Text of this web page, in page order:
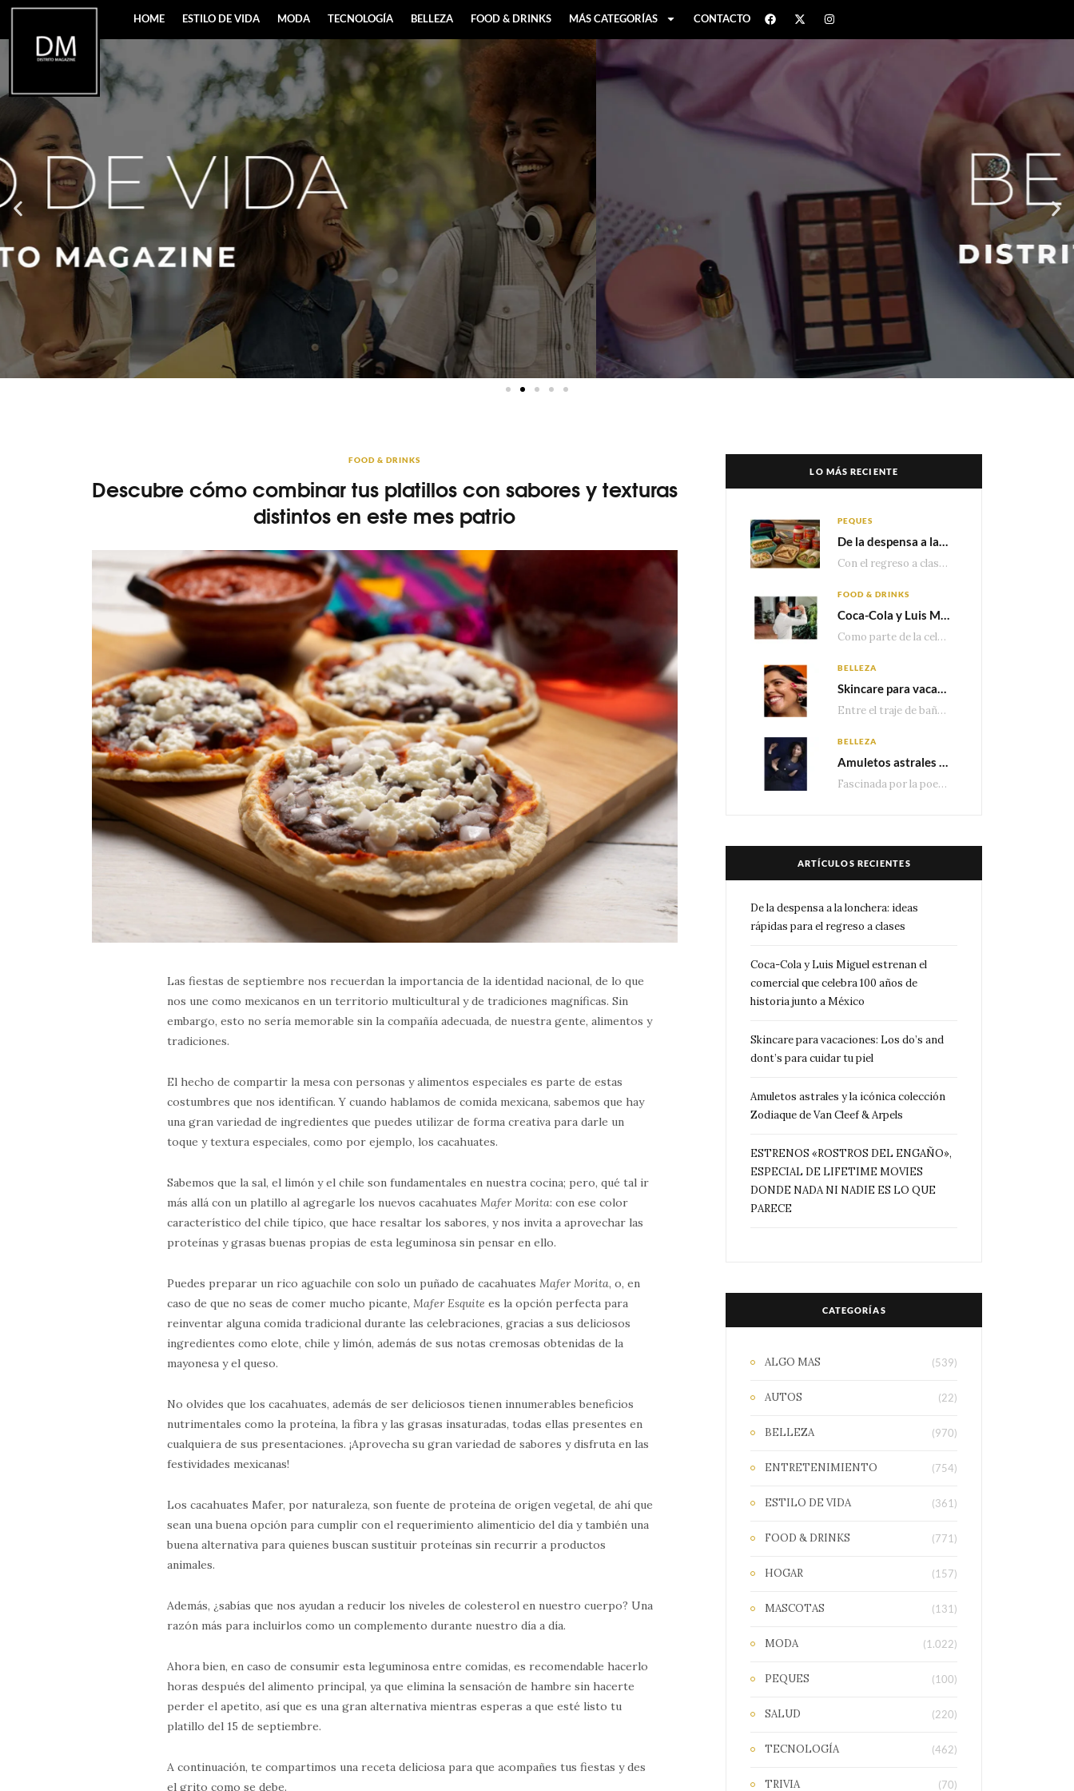
HOME ESTILO DE VIDA MODA TECNOLOGÍA BELLEZA FOOD & DRINKS MÁS CATEGORÍAS CONTACTO
FOOD & DRINKS
Descubre cómo combinar tus platillos con sabores y texturas
distintos en este mes patrio
Las fiestas de septiembre nos recuerdan la importancia de la identidad nacional, de lo que
nos une como mexicanos en un territorio multicultural y de tradiciones magníficas. Sin
embargo, esto no sería memorable sin la compañía adecuada, de nuestra gente, alimentos y
tradiciones.
El hecho de compartir la mesa con personas y alimentos especiales es parte de estas
costumbres que nos identifican. Y cuando hablamos de comida mexicana, sabemos que hay
una gran variedad de ingredientes que puedes utilizar de forma creativa para darle un
toque y textura especiales, como por ejemplo, los cacahuates.
Sabemos que la sal, el limón y el chile son fundamentales en nuestra cocina; pero, qué tal ir
más allá con un platillo al agregarle los nuevos cacahuatesMafer Morita: con ese color
característico del chile típico, que hace resaltar los sabores, y nos invita a aprovechar las
proteínas y grasas buenas propias de esta leguminosa sin pensar en ello.
Puedes preparar un rico aguachile con solo un puñado de cacahuatesMafer Morita, o, en
caso de que no seas de comer mucho picante,Mafer Esquite es la opción perfecta para
reinventar alguna comida tradicional durante las celebraciones, gracias a sus deliciosos
ingredientes como elote, chile y limón, además de sus notas cremosas obtenidas de la
mayonesa y el queso.
No olvides que los cacahuates, además de ser deliciosos tienen innumerables beneficios
nutrimentales como la proteína, la fibra y las grasas insaturadas, todas ellas presentes en
cualquiera de sus presentaciones. ¡Aprovecha su gran variedad de sabores y disfruta en las
festividades mexicanas!
Los cacahuates Mafer, por naturaleza, son fuente de proteína de origen vegetal, de ahí que
sean una buena opción para cumplir con el requerimiento alimenticio del día y también una
buena alternativa para quienes buscan sustituir proteínas sin recurrir a productos
animales.
Además, ¿sabías que nos ayudan a reducir los niveles de colesterol en nuestro cuerpo? Una
razón más para incluirlos como un complemento durante nuestro día a día.
Ahora bien, en caso de consumir esta leguminosa entre comidas, es recomendable hacerlo
horas después del alimento principal, ya que elimina la sensación de hambre sin hacerte
perder el apetito, así que es una gran alternativa mientras esperas a que esté listo tu
platillo del 15 de septiembre.
A continuación, te compartimos una receta deliciosa para que acompañes tus fiestas y des
el grito como se debe.
LO MÁS RECIENTE
PEQUES
De la despensa a la lonchera: ideas rápidas para el regreso a clases
Con el regreso a clases cada vez más cerca, las familias comienzan a reorganizar horarios,…
FOOD & DRINKS
Coca-Cola y Luis Miguel estrenan el comercial que celebra 100 años de historia junto a México
Como parte de la celebración por sus primeros 100 años enMéxico, Coca-Cola presenta hoy el…
BELLEZA
Skincare para vacaciones: Los do’s and dont’s para cuidar tu piel
Entre el traje de baño, las sandalias, los lentes de sol y los looks que…
BELLEZA
Amuletos astrales y la icónica colección Zodiaque de Van Cleef & Arpels
Fascinada por la poesía de las estrellas, la Maison Van Cleef & Arpels celebra la llegada de las…
ARTÍCULOS RECIENTES
De la despensa a la lonchera: ideas
rápidas para el regreso a clases
Coca-Cola y Luis Miguel estrenan el
comercial que celebra 100 años de
historia junto a México
Skincare para vacaciones: Los do’s and
dont’s para cuidar tu piel
Amuletos astrales y la icónica colección
Zodiaque de Van Cleef & Arpels
ESTRENOS «ROSTROS DEL ENGAÑO»,
ESPECIAL DE LIFETIME MOVIES
DONDE NADA NI NADIE ES LO QUE
PARECE
CATEGORÍAS
ALGO MAS (539)
AUTOS (22)
BELLEZA (970)
ENTRETENIMIENTO (754)
ESTILO DE VIDA (361)
FOOD & DRINKS (771)
HOGAR (157)
MASCOTAS (131)
MODA (1.022)
PEQUES (100)
SALUD (220)
TECNOLOGÍA (462)
TRIVIA (70)